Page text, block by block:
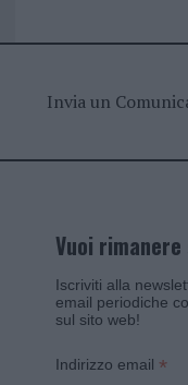
Invia un
Vuoi
Iscriviti alla
email periodiche
sul sito web!
Indirizzo email *